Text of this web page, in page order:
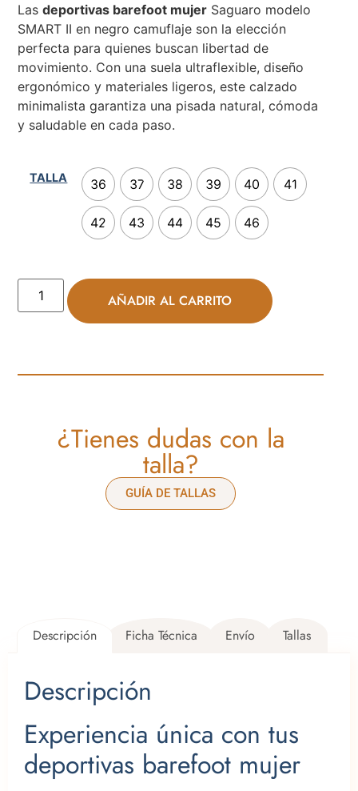
Lasdeportivas barefoot mujer Saguaro modelo
SMART II en negro camuflaje son la elección
perfecta para quienes buscan libertad de
movimiento. Con una suela ultraflexible, diseño
ergonómico y materiales ligeros, este calzado
minimalista garantiza una pisada natural, cómoda
y saludable en cada paso.
TALLA 36 37 38 39 40 41
42 43 44 45 46
AÑADIR AL CARRITO
¿Tienes dudas con la
talla?
GUÍA DE TALLAS
Descripción Ficha Técnica Envío Tallas
Descripción
Experiencia única con tus
deportivas barefoot mujer